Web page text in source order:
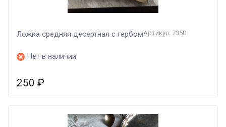
Ложка средняя десертная с гербомАртикул: 7350
Нет в наличии
250 ₽